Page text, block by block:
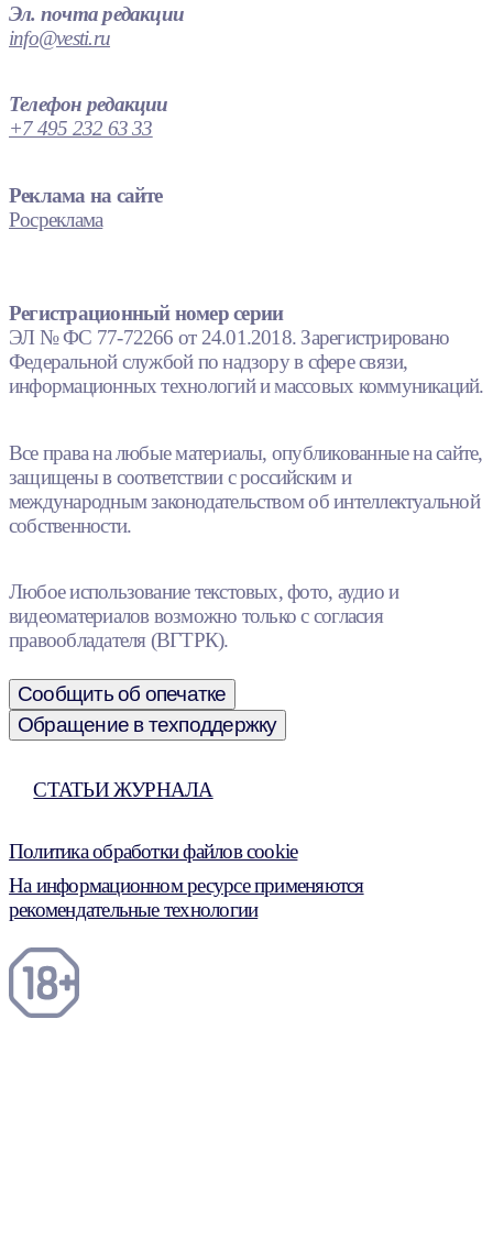
Эл. почта редакции
info@vesti.ru
Телефон редакции
+7 495 232 63 33
Реклама на сайте
Росреклама
Регистрационный номер серии
ЭЛ № ФС 77-72266 от 24.01.2018. Зарегистрировано
Федеральной службой по надзору в сфере связи,
информационных технологий и массовых коммуникаций.
Все права на любые материалы, опубликованные на сайте,
защищены в соответствии с российским и
международным законодательством об интеллектуальной
собственности.
Любое использование текстовых, фото, аудио и
видеоматериалов возможно только с согласия
правообладателя (ВГТРК).
Сообщить об опечатке
Обращение в техподдержку
СТАТЬИ ЖУРНАЛА
Политика обработки файлов cookie
На информационном ресурсе применяются
рекомендательные технологии